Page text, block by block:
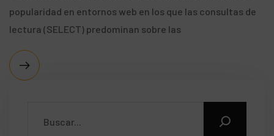
popularidad en entornos web en los que las consultas de
lectura (SELECT) predominan sobre las